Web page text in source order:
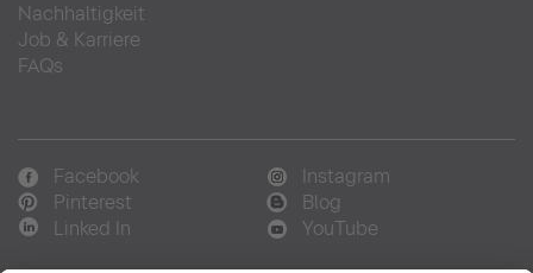
Nachhaltigkeit
Job & Karriere
FAQs
Facebook
Instagram
Pinterest
Blog
Linked In
YouTube